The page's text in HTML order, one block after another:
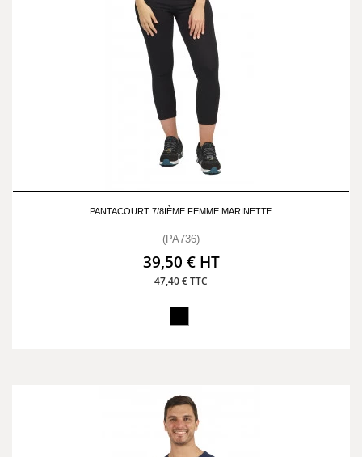
PANTACOURT 7/8IÈME FEMME MARINETTE
(PA736)
39,50 € HT
47,40 € TTC